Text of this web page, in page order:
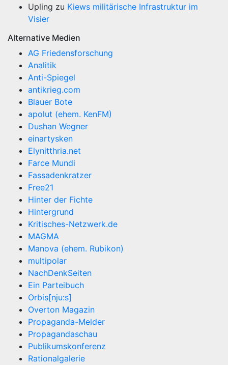
Upling zu Kiews militärische Infrastruktur im
Visier
Alternative Medien
AG Friedensforschung
Analitik
Anti-Spiegel
antikrieg.com
Blauer Bote
apolut (ehem. KenFM)
Dushan Wegner
einartysken
Elynitthria.net
Farce Mundi
Fassadenkratzer
Free21
Hinter der Fichte
Hintergrund
Kritisches-Netzwerk.de
MAGMA
Manova (ehem. Rubikon)
multipolar
NachDenkSeiten
Ein Parteibuch
Orbis[nju:s]
Overton Magazin
Propaganda-Melder
Propagandaschau
Publikumskonferenz
Rationalgalerie